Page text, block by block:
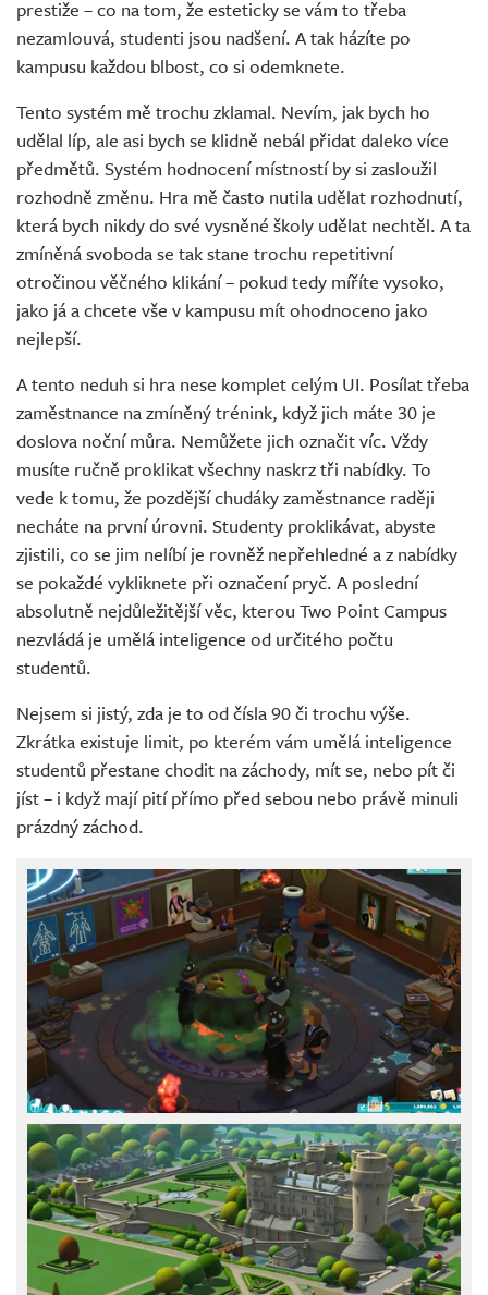
prestiže – co na tom, že esteticky se vám to třeba
nezamlouvá, studenti jsou nadšení. A tak házíte po
kampusu každou blbost, co si odemknete.
Tento systém mě trochu zklamal. Nevím, jak bych ho
udělal líp, ale asi bych se klidně nebál přidat daleko více
předmětů. Systém hodnocení místností by si zasloužil
rozhodně změnu. Hra mě často nutila udělat rozhodnutí,
která bych nikdy do své vysněné školy udělat nechtěl. A ta
zmíněná svoboda se tak stane trochu repetitivní
otročinou věčného klikání – pokud tedy míříte vysoko,
jako já a chcete vše v kampusu mít ohodnoceno jako
nejlepší.
A tento neduh si hra nese komplet celým UI. Posílat třeba
zaměstnance na zmíněný trénink, když jich máte 30 je
doslova noční můra. Nemůžete jich označit víc. Vždy
musíte ručně proklikat všechny naskrz tři nabídky. To
vede k tomu, že pozdější chudáky zaměstnance raději
necháte na první úrovni. Studenty proklikávat, abyste
zjistili, co se jim nelíbí je rovněž nepřehledné a z nabídky
se pokaždé vykliknete při označení pryč. A poslední
absolutně nejdůležitější věc, kterou Two Point Campus
nezvládá je umělá inteligence od určitého počtu
studentů.
Nejsem si jistý, zda je to od čísla 90 či trochu výše.
Zkrátka existuje limit, po kterém vám umělá inteligence
studentů přestane chodit na záchody, mít se, nebo pít či
jíst – i když mají pití přímo před sebou nebo právě minuli
prázdný záchod.